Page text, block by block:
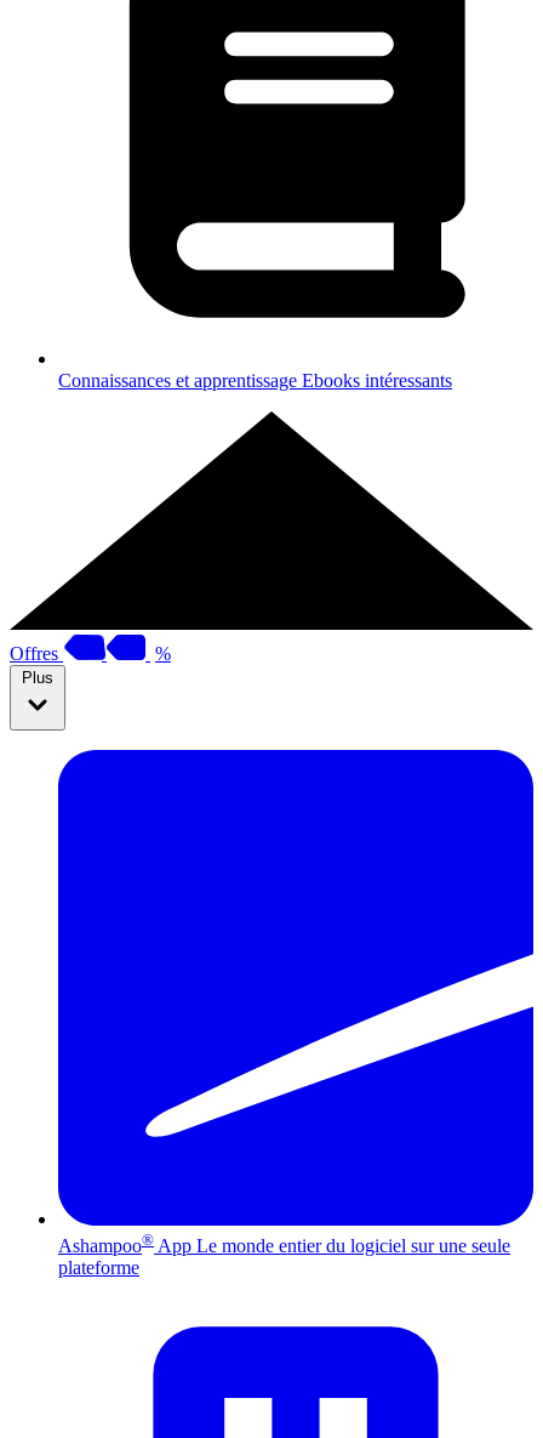
Connaissances et apprentissage Ebooks intéressants
Offres %
Plus
Ashampoo® App Le monde entier du logiciel sur une seule
plateforme